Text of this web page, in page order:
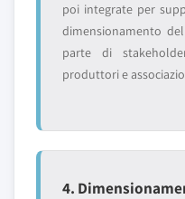
poi integrate per
dimensionamento
parte di
produttori e
4.